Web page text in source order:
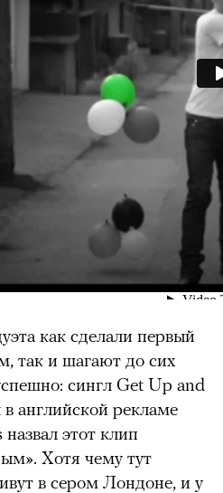
как сделали первый
так и шагают до сих
сингл Get Up and
английской рекламе
этот клип
Хотя чему тут
в сером Лондоне, и у